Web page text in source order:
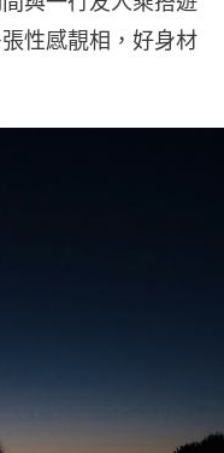
性感靚相，好身材